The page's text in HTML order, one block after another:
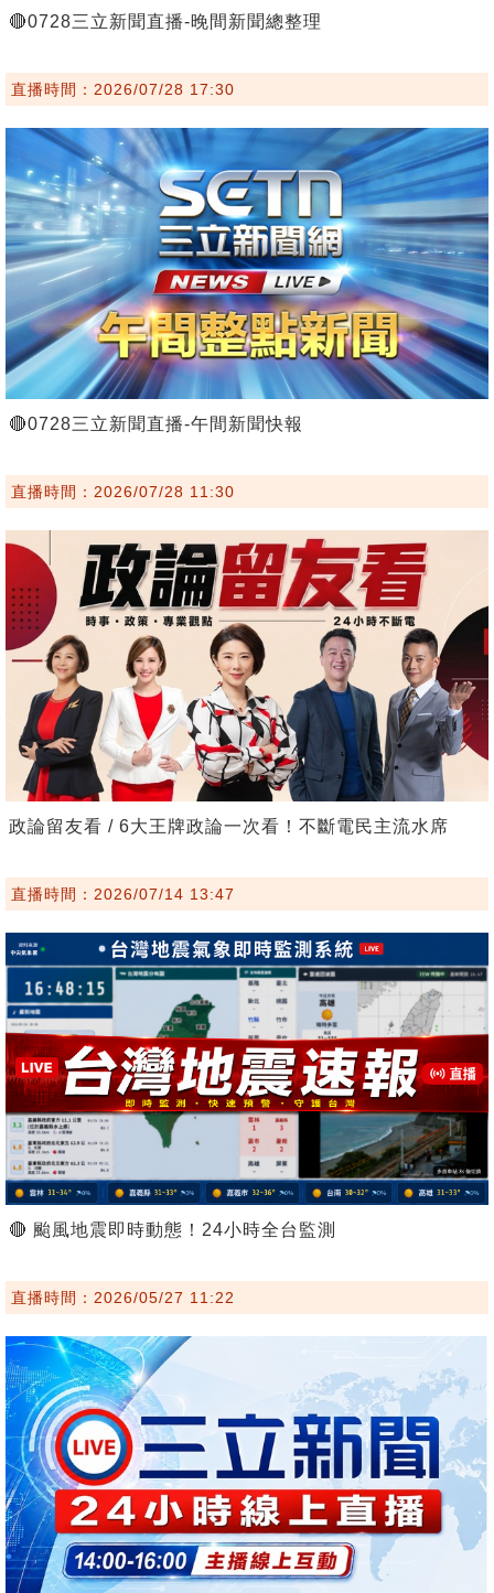
🔴0728三立新聞直播-晚間新聞總整理
直播時間：2026/07/28 17:30
🔴0728三立新聞直播-午間新聞快報
直播時間：2026/07/28 11:30
政論留友看 / 6大王牌政論一次看！不斷電民主流水席
直播時間：2026/07/14 13:47
🔴 颱風地震即時動態！24小時全台監測
直播時間：2026/05/27 11:22